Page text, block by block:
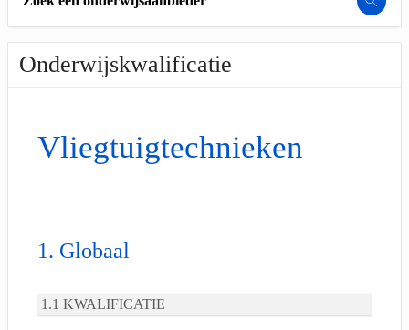
Onderwijskwalificatie
Vliegtuigtechnieken
Globaal
KWALIFICATIE